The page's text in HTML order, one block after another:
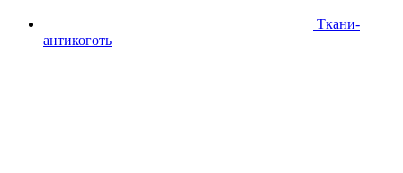
Ткани-
антикоготь